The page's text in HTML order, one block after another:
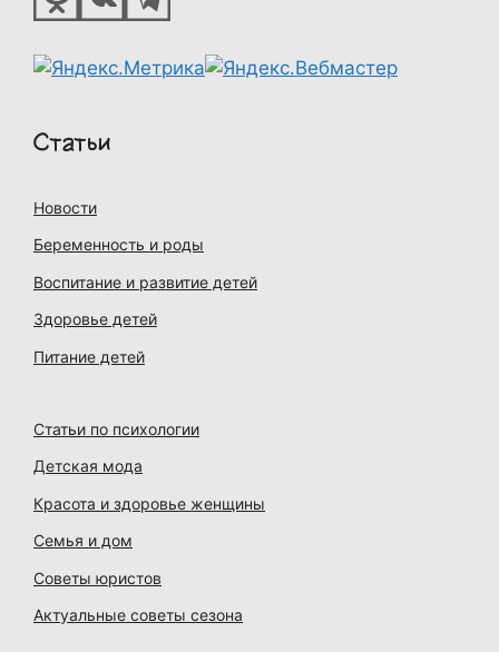
Статьи
Новости
Беременность и роды
Воспитание и развитие детей
Здоровье детей
Питание детей
Статьи по психологии
Детская мода
Красота и здоровье женщины
Семья и дом
Советы юристов
Актуальные советы сезона